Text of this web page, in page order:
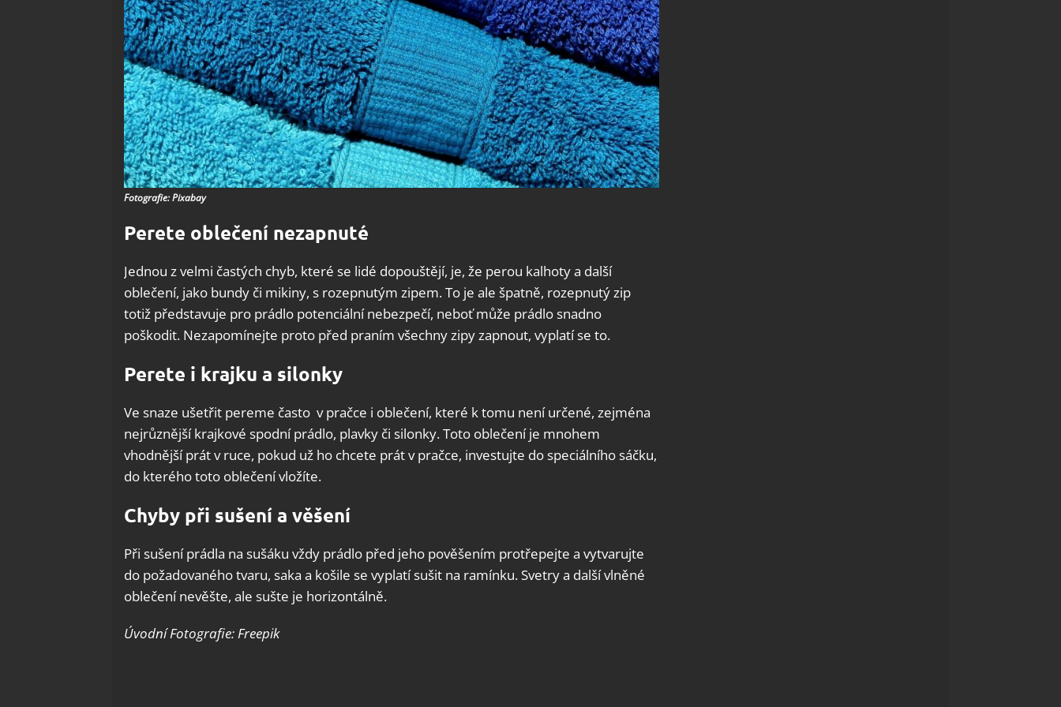
Fotografie: Pixabay
Perete oblečení nezapnuté
Jednou z velmi častých chyb, které se lidé dopouštějí, je, že perou kalhoty a další
oblečení, jako bundy či mikiny, s rozepnutým zipem. To je ale špatně, rozepnutý zip
totiž představuje pro prádlo potenciální nebezpečí, neboť může prádlo snadno
poškodit. Nezapomínejte proto před praním všechny zipy zapnout, vyplatí se to.
Perete i krajku a silonky
Ve snaze ušetřit pereme často v pračce i oblečení, které k tomu není určené, zejména
nejrůznější krajkové spodní prádlo, plavky či silonky. Toto oblečení je mnohem
vhodnější prát v ruce, pokud už ho chcete prát v pračce, investujte do speciálního sáčku,
do kterého toto oblečení vložíte.
Chyby při sušení a věšení
Při sušení prádla na sušáku vždy prádlo před jeho pověšením protřepejte a vytvarujte
do požadovaného tvaru, saka a košile se vyplatí sušit na ramínku. Svetry a další vlněné
oblečení nevěšte, ale sušte je horizontálně.
Úvodní Fotografie: Freepik